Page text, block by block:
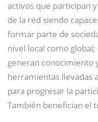
activos que participan
de la red siendo
formar parte de
nivel local como
generan conocimiento
herramientas llevadas
para progresar la
También benefician el